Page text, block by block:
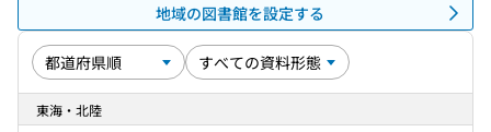
地域の図書館を設定する
東海・北陸